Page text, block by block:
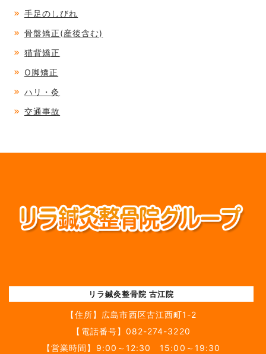
手足のしびれ
骨盤矯正(産後含む)
猫背矯正
O脚矯正
ハリ・灸
交通事故
リラ鍼灸整骨院 古江院
【住所】 広島市西区古江西町1-2
【電話番号】 082-274-3220
【営業時間】9:00～12:30 15:00～19:30